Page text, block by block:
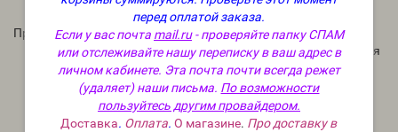
перед оплатой заказа.
Если у вас почта mail.ru- проверяйте папку СПАМ
или отслеживайте нашу переписку в ваш адрес в
личном кабинете. Эта почта почти всегда режет
(удаляет) наши письма. По возможности
пользуйтесь другим провайдером.
Доставка. Оплата.О магазине. Про доставку в
Отличная совместимость с кожей
Преимущества устойчивого развития Dehymuls® PGPH
100 % получен из натурального возобновляемого сырья
Одобрен COSMOS, NATRUE, ECOCERT и BDIH
Подходит для решений без этоксилирования
Возможность холодного процесса (не надо греть)